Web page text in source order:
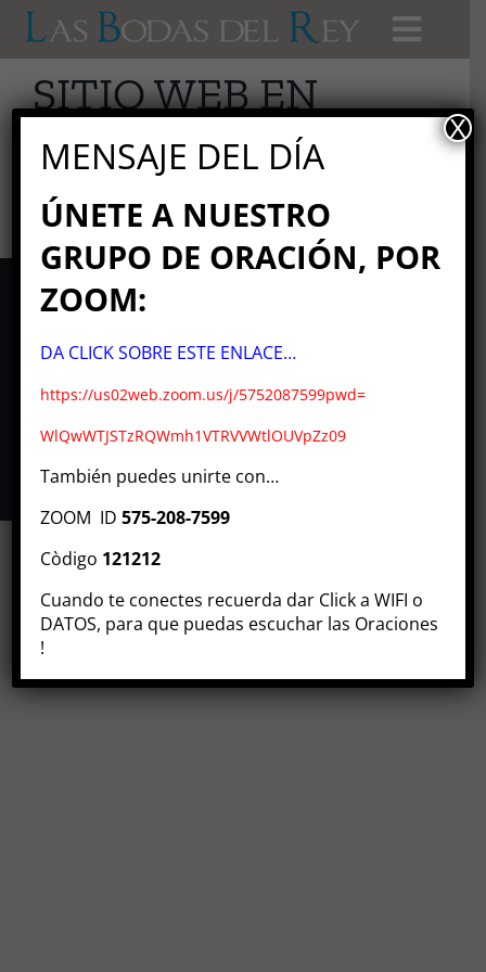
Skip
content
Mensaje del Día
Libros
Videos
Audios
Fotos
SITIO WEB EN
MANTENIMIENTO
Copyright 2026 – 2027
Compartir…
MENSAJE DEL DÍA
ÚNETE A NUESTRO
GRUPO DE ORACIÓN, POR
ZOOM:
DA CLICK SOBRE ESTE ENLACE…
https://us02web.zoom.us/j/5752087599pwd=
WlQwWTJSTzRQWmh1VTRVVWtlOUVpZz09
También puedes unirte con…
ZOOM ID575-208-7599
Còdigo 121212
Cuando te conectes recuerda dar Click a WIFI o
DATOS, para que puedas escuchar las Oraciones
!
X